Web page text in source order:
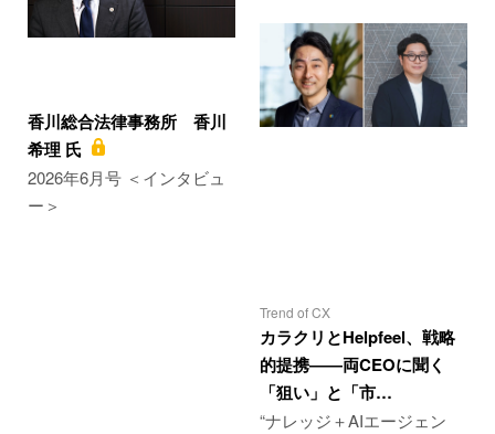
香川総合法律事務所 香川
希理 氏
2026年6月号 ＜インタビュ
ー＞
Trend of CX
カラクリとHelpfeel、戦略
的提携――両CEOに聞く
「狙い」と「市…
“ナレッジ＋AIエージェン